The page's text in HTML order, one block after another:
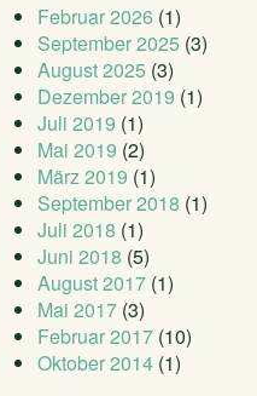
Februar 2026 (1)
September 2025 (3)
August 2025 (3)
Dezember 2019 (1)
Juli 2019 (1)
Mai 2019 (2)
März 2019 (1)
September 2018 (1)
Juli 2018 (1)
Juni 2018 (5)
August 2017 (1)
Mai 2017 (3)
Februar 2017 (10)
Oktober 2014 (1)